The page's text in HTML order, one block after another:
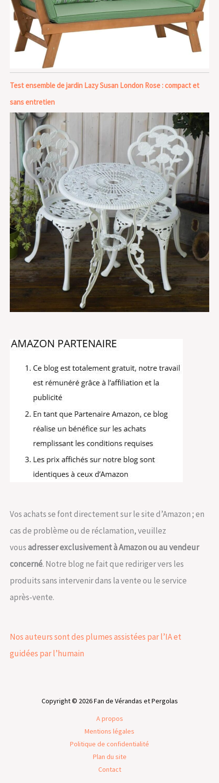
Test ensemble de jardin Lazy Susan London Rose : compact et
sans entretien
Vos achats se font directement sur le site d’Amazon ; en
cas de problème ou de réclamation, veuillez
vousadresser exclusivement à Amazon ou au vendeur
concerné. Notre blog ne fait que rediriger vers les
produits sans intervenir dans la vente ou le service
après-vente.
Nos auteurs sont des plumes assistées par l’IA et
guidées par l’humain
Copyright © 2026 Fan de Vérandas et Pergolas
A propos
Mentions légales
Politique de confidentialité
Plan du site
Contact